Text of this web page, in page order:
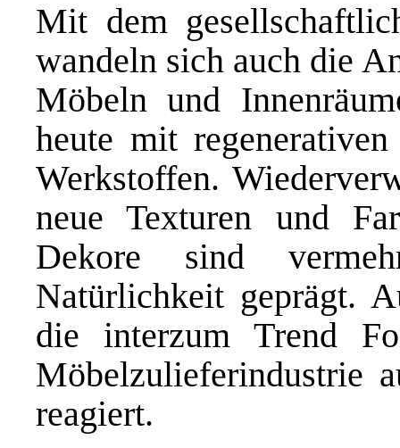
Mit dem
wandeln sich auch die
Möbeln und
heute mit
Werkstoffen.
neue Texturen und
Dekore sind
Natürlichkeit geprägt.
die interzum Trend
Möbelzulieferindustrie
reagiert.